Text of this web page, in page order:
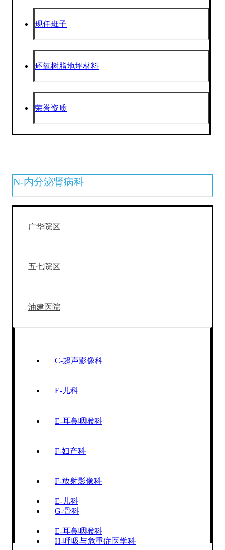
现任班子
环氧树脂地坪材料
荣誉资质
N-内分泌肾病科
广华院区
五七院区
油建医院
C-超声影像科
E-儿科
E-耳鼻咽喉科
F-妇产科
F-放射影像科
G-骨科
H-呼吸与危重症医学科
E-儿科
E-耳鼻咽喉科